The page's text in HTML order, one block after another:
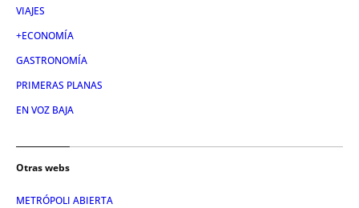
VIAJES
+ECONOMÍA
GASTRONOMÍA
PRIMERAS PLANAS
EN VOZ BAJA
Otras webs
METRÓPOLI ABIERTA